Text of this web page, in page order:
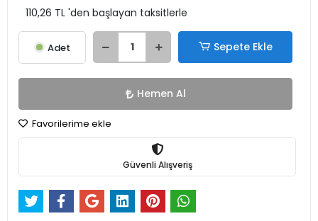
110,26 TL 'den başlayan taksitlerle
Adet Sepete Ekle
Hemen Al
Favorilerime ekle
Güvenli Alışveriş